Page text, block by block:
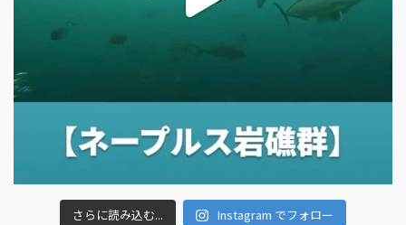
さらに読み込む... Instagram でフォロー